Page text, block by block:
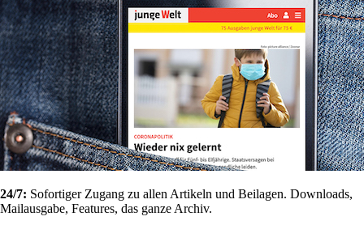
24/7: Sofortiger Zugang zu allen Artikeln und Beilagen. Downloads,
Mailausgabe, Features, das ganze Archiv.